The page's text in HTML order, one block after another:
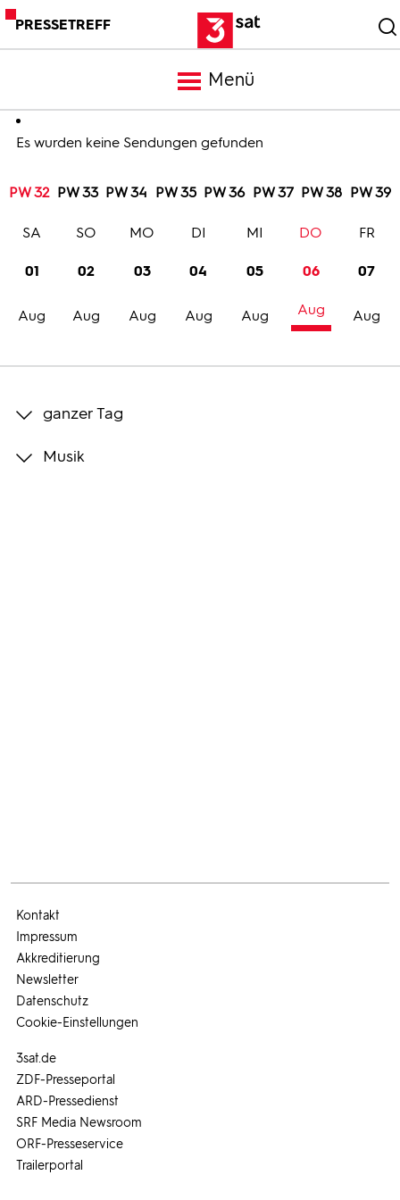
PRESSETREFF
Menü
Meldungen
Programm
Trailer
Bilder
Es wurden keine Sendungen gefunden
PW 32 PW 33 PW 34 PW 35 PW 36 PW 37 PW 38 PW 39
01
Aug
SA
02
Aug
SO
03
Aug
MO
04
Aug
DI
05
Aug
MI
06
Aug
DO
07
Aug
FR
ganzer Tag
Musik
3sat.de
ZDF-Presseportal
ARD-Pressedienst
SRF Media Newsroom
ORF-Presseservice
Trailerportal
Kontakt
Impressum
Akkreditierung
Newsletter
Datenschutz
Cookie-Einstellungen